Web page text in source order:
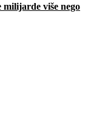
više nego